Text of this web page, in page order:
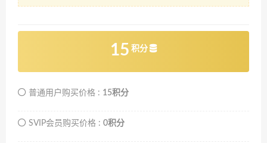
15 积分
普通用户购买价格 : 15积分
SVIP会员购买价格 : 0积分